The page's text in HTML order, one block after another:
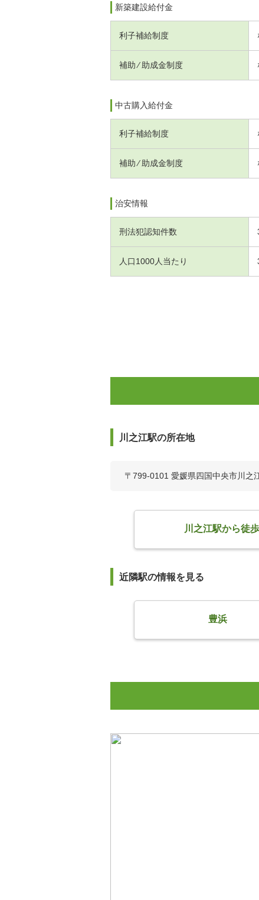
新築建設給付金
利子補給制度
補助 ⁄ 助成金制度
中古購入給付金
利子補給制度
補助 ⁄ 助成金制度
治安情報
刑法犯認知件数
人口1000人当たり
川之江駅の所在地
〒799-0101 愛媛県四国中央市川之
川之江駅から徒
近隣駅の情報を見る
豊浜